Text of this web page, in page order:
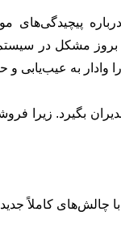
مشکل در
وادار به عیب‌یابی
بگیرد. زیرا
چالش‌های کاملاً